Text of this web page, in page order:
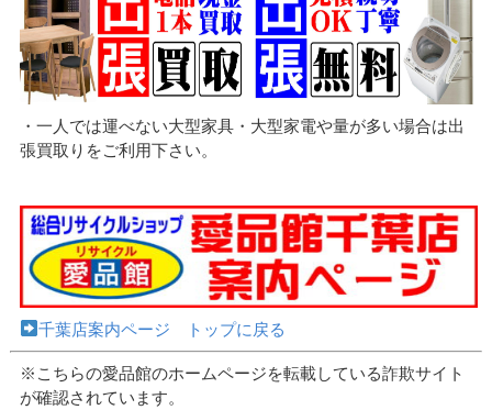
・一人では運べない大型家具・大型家電や量が多い場合は出
張買取りをご利用下さい。
千葉店案内ページ トップに戻る
※こちらの愛品館のホームページを転載している詐欺サイト
が確認されています。